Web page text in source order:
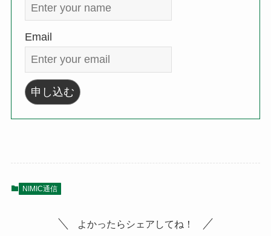
Email
NIMIC通信
よかったらシェアしてね！